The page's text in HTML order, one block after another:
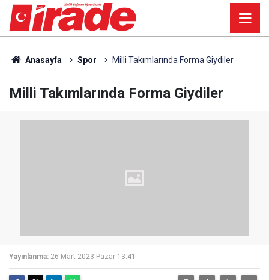
Anasayfa Spor Milli Takımlarında Forma Giydiler
Milli Takımlarında Forma Giydiler
Yayınlanma: 26 Mart 2023 Pazar 13:41